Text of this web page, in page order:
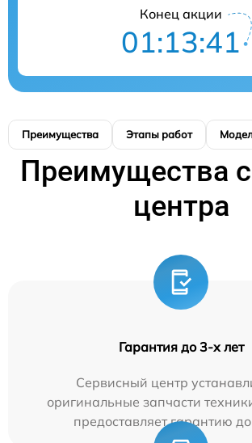
Конец акции
01:13:40
Преимущества Этапы работ
Преимущества
центра
Гарантия до 3-х лет
Сервисный центр
оригинальные запчасти
предоставляет гарантию до